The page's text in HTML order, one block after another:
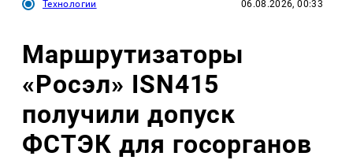
Технологии 06.08.2026, 00:33
Маршрутизаторы
«Росэл» ISN415
получили допуск
ФСТЭК для госорганов